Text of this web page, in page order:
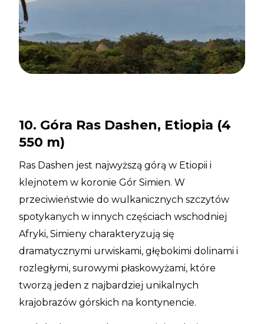
10. Góra Ras Dashen, Etiopia (4
550 m)
Ras Dashen jest najwyższą górą w Etiopii i
klejnotem w koronie Gór Simien. W
przeciwieństwie do wulkanicznych szczytów
spotykanych w innych częściach wschodniej
Afryki, Simieny charakteryzują się
dramatycznymi urwiskami, głębokimi dolinami i
rozległymi, surowymi płaskowyżami, które
tworzą jeden z najbardziej unikalnych
krajobrazów górskich na kontynencie.